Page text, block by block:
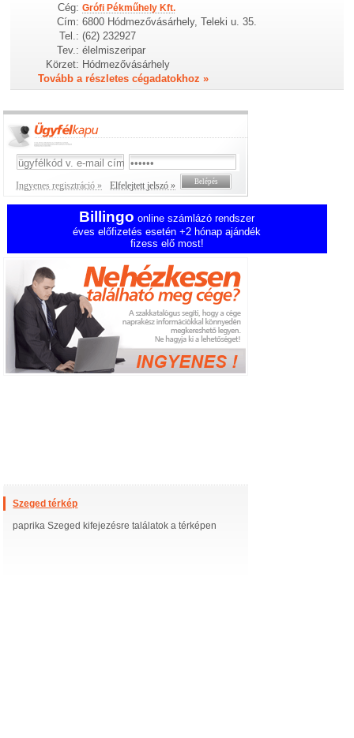
Cég: Grófi Pékműhely Kft.
Cím: 6800 Hódmezővásárhely, Teleki u. 35.
Tel.: (62) 232927
Tev.: élelmiszeripar
Körzet: Hódmezővásárhely
Tovább a részletes cégadatokhoz »
Ingyenes regisztráció » Elfelejtett jelszó »
Billingo online számlázó rendszer
éves előfizetés esetén +2 hónap ajándék
fizess elő most!
Szeged térkép
paprika Szeged kifejezésre találatok a térképen